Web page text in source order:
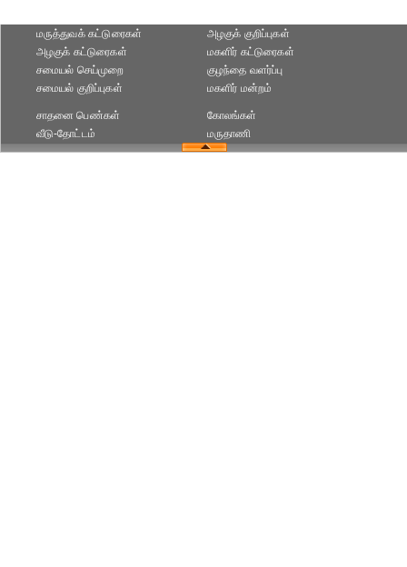
மருத்துவக் கட்டுரைகள்
அழகுக் கட்டுரைகள்
அழகுக் குறிப்புகள்
மகளிர் கட்டுரைகள்
சமையல் செய்முறை
சமையல் குறிப்புகள்
குழந்தை வளர்ப்பு
மகளிர் மன்றம்
சாதனை பெண்கள்
வீடு-தோட்டம்
கோலங்கள்
மருதாணி